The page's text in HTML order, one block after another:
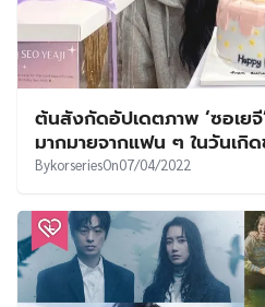
ต้นสังกัดอัปเดตภาพ ‘ซอเย
มากมายจากแฟน ๆ ในวันเกิ
BykorseriesOn07/04/2022